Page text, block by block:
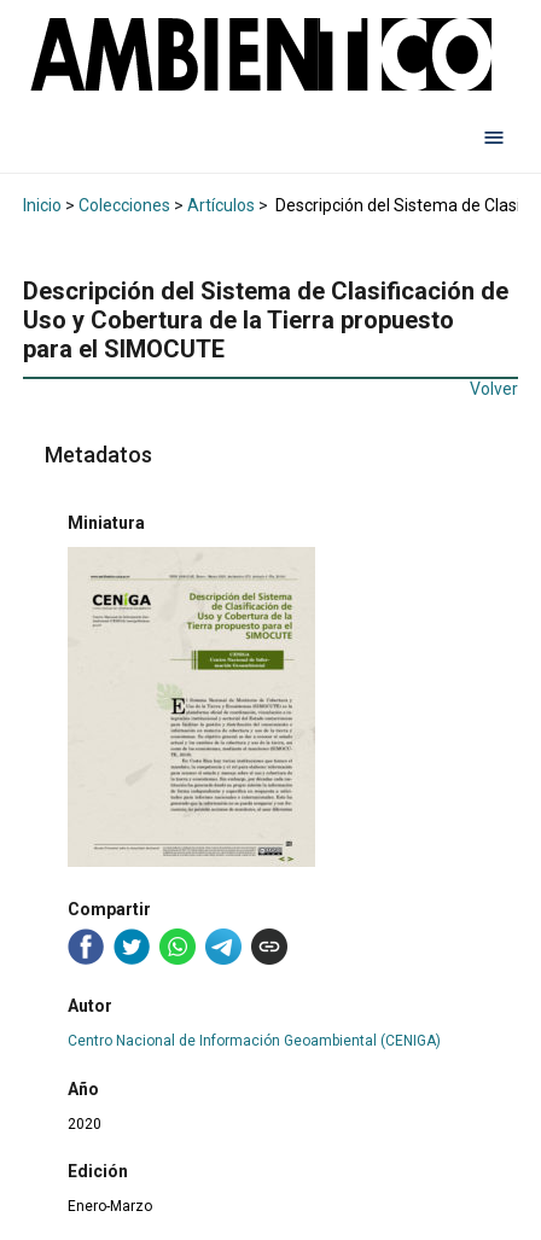
Inicio > Colecciones > Artículos > Descripción del Sistema de
Descripción del Sistema de Clasificación de
Uso y Cobertura de la Tierra propuesto
para el SIMOCUTE
Volver
Metadatos
Miniatura
Compartir
Autor
Centro Nacional de Información Geoambiental (CENIGA)
Año
2020
Edición
Enero-Marzo